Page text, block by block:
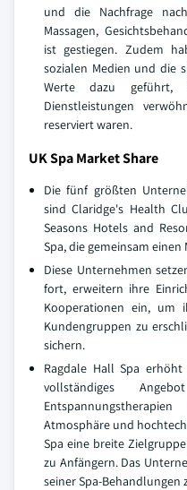
und die Nachfrage
Massagen,
ist gestiegen. Zudem
sozialen Medien und die
Werte dazu
Dienstleistungen
reserviert waren.
UK Spa Market Share
Die fünf größten
sind Claridge's Health
Seasons Hotels and
Spa, die gemeinsam
Diese Unternehmen
fort, erweitern ihre
Kooperationen ein, um
Kundengruppen zu
sichern.
Ragdale Hall Spa
vollständiges
Atmosphäre und
Spa eine breite
zu Anfängern. Das
seiner Spa-Behandlungen